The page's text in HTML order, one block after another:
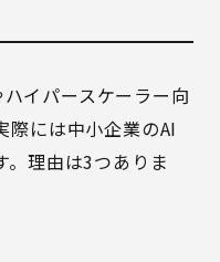
イパースケーラー向
際には中小企業のAI
。理由は3つありま